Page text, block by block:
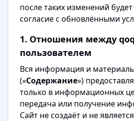
после таких изменений
согласие с обновлёнными
1. Отношения между
пользователем
Вся информация и
(«Содержание»)
только в информационных
передача или получение
Сайт не создаёт и не